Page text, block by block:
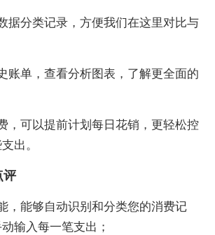
据分类记录，方便我们在这里对比与
账单，查看分析图表，了解更全面的
，可以提前计划每日花销，更轻松控
出。
评
，能够自动识别和分类您的消费记
输入每一笔支出；